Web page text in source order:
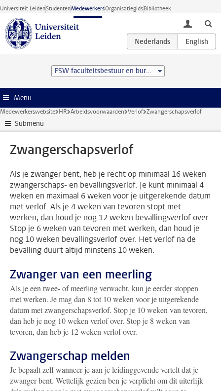
Ga direct naar de inhoud
Universiteit LeidenStudentenMedewerkersOrganisatiegidsBibliotheek
toggle
FSW faculteitsbestuur en bureau
Menu
Medewerkerswebsite HR Arbeidsvoorwaarden Verlof Zwangerschapsverlof
Submenu
Zwangerschapsverlof
Als je zwanger bent, heb je recht op minimaal 16 weken
zwangerschaps- en bevallingsverlof. Je kunt minimaal 4
weken en maximaal 6 weken voor je uitgerekende datum
met verlof. Als je 4 weken van tevoren stopt met
werken, dan houd je nog 12 weken bevallingsverlof over.
Stop je 6 weken van tevoren met werken, dan houd je
nog 10 weken bevallingsverlof over. Het verlof na de
bevalling duurt altijd minstens 10 weken.
Zwanger van een meerling
Als je een twee- of meerling verwacht, kun je eerder stoppen
met werken. Je mag dan 8 tot 10 weken voor je uitgerekende
datum met zwangerschapsverlof. Stop je 10 weken van tevoren,
dan heb je nog 10 weken verlof over. Stop je 8 weken van
tevoren, dan heb je 12 weken verlof over.
Zwangerschap melden
Je bepaalt zelf wanneer je aan je leidinggevende vertelt dat je
zwanger bent. Wettelijk gezien ben je verplicht om dit uiterlijk